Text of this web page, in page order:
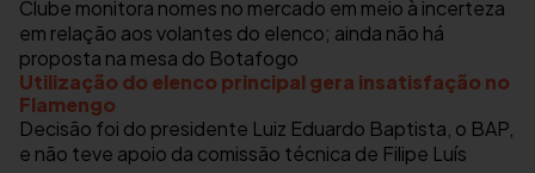
Clube monitora nomes no mercado em meio à incerteza
em relação aos volantes do elenco; ainda não há
proposta na mesa do Botafogo
Utilização do elenco principal gera insatisfação no
Flamengo
Decisão foi do presidente Luiz Eduardo Baptista, o BAP,
e não teve apoio da comissão técnica de Filipe Luís